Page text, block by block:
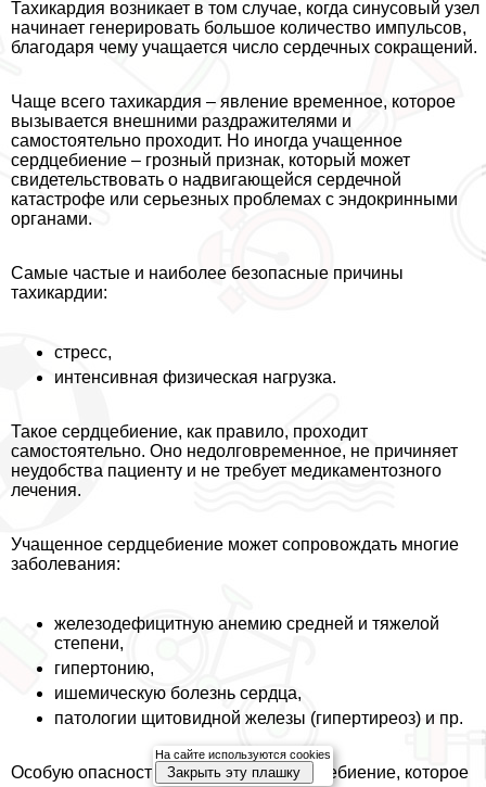
Тахикардия возникает в том случае, когда синусовый узел
начинает генерировать большое количество импульсов,
благодаря чему учащается число сердечных сокращений.
Чаще всего тахикардия – явление временное, которое
вызывается внешними раздражителями и
самостоятельно проходит. Но иногда учащенное
сердцебиение – грозный признак, который может
свидетельствовать о надвигающейся сердечной
катастрофе или серьезных проблемах с эндокринными
органами.
Самые частые и наиболее безопасные причины
тахикардии:
стресс,
интенсивная физическая нагрузка.
Такое сердцебиение, как правило, проходит
самостоятельно. Оно недолговременное, не причиняет
неудобства пациенту и не требует медикаментозного
лечения.
Учащенное сердцебиение может сопровождать многие
заболевания:
железодефицитную анемию средней и тяжелой
степени,
гипертонию,
ишемическую болезнь сердца,
патологии щитовидной железы (гипертиреоз) и пр.
Особую опасность представляет сердцебиение, которое
На сайте используются cookies
Закрыть эту плашку